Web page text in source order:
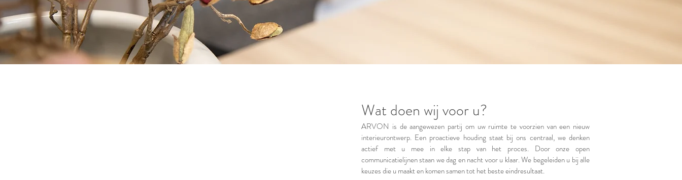
Wat doen wij voor u?
ARVON is de aangewezen partij om uw ruimte te voorzien van een nieuw
interieurontwerp. Een proactieve houding staat bij ons centraal, we denken
actief met u mee in elke stap van het proces. Door onze open
communicatielijnen staan we dag en nacht voor u klaar. We begeleiden u bij alle
keuzes die u maakt en komen samen tot het beste eindresultaat.